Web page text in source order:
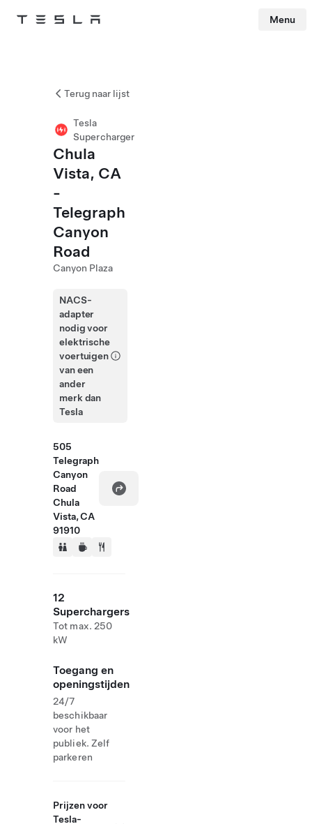
Tesla Menu
Terug naar lijst
Tesla
Supercharger
Chula
Vista, CA
-
Telegraph
Canyon
Road
Canyon Plaza
NACS-
adapter
nodig voor
elektrische
voertuigen
van een
ander
merk dan
Tesla
505
Telegraph
Canyon
Road
Chula
Vista, CA
91910
12
Superchargers
Tot max. 250
kW
Toegang en
openingstijden
24/7
beschikbaar
voor het
publiek. Zelf
parkeren
Prijzen voor
Tesla-